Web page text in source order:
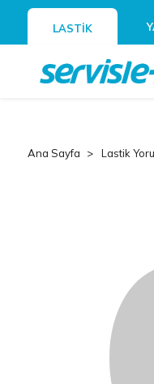
LASTİK
Ana Sayfa Lastik